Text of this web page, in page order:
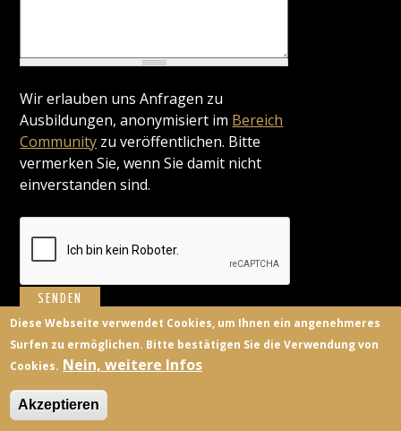
Wir erlauben uns Anfragen zu
Ausbildungen, anonymisiert im Bereich
Community zu veröffentlichen. Bitte
vermerken Sie, wenn Sie damit nicht
einverstanden sind.
BILDUNGSANBIETER KONTAKT
Diese Webseite verwendet Cookies, um Ihnen ein angenehmeres
Surfen zu ermöglichen. Bitte bestätigen Sie die Verwendung von
Cookies. Nein, weitere Infos
Akzeptieren